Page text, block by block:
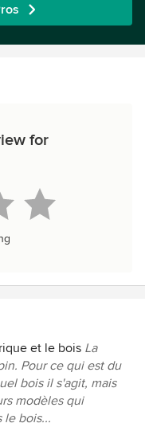
for
et le bois La
Pour ce qui est du
bois il s'agit, mais
modèles qui
le bois...